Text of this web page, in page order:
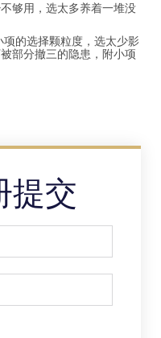
够用，选太多养着一堆没
的选择颗粒度，选太少影
部分撤三的隐患，附小项
提交